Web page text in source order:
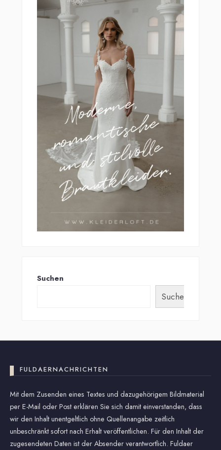
Suchen
Suchen
FULDAERNACHRICHTEN
Mit dem Zusenden eines Textes und dazugehörigem Bildmaterial
per E-Mail oder Post erklären Sie sich damit einverstanden, dass
wir den Inhalt unentgeltlich ohne Quellenangabe zeitlich
unbeschränkt sofort nach Erhalt veröffentlichen. Für den Inhalt der
zugesendeten Daten ist der Absender verantwortlich. Fuldaer